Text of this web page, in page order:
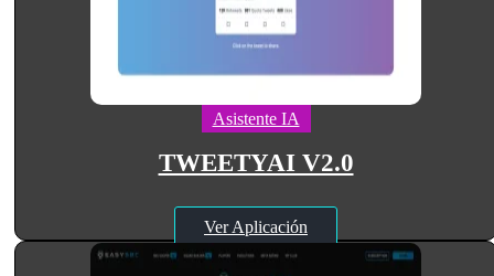
Asistente IA
TWEETYAI V2.0
Ver Aplicación